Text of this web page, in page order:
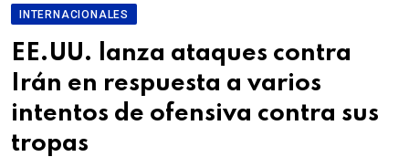
INTERNACIONALES
EE.UU. lanza ataques contra
Irán en respuesta a varios
intentos de ofensiva contra sus
tropas